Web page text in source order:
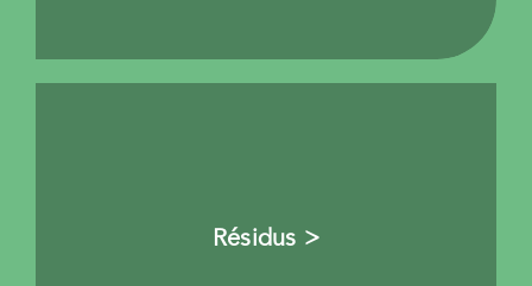
Résidus >